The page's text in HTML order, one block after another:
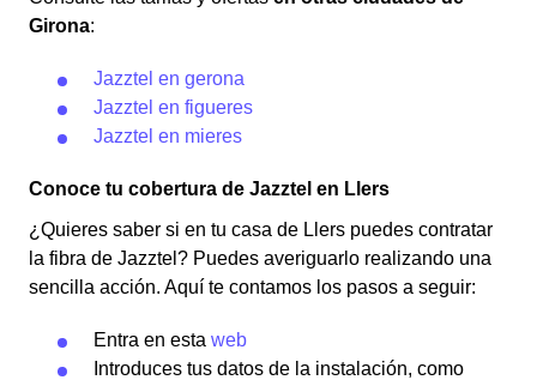
Girona:
Jazztel en gerona
Jazztel en figueres
Jazztel en mieres
Conoce tu cobertura de Jazztel en Llers
¿Quieres saber si en tu casa de Llers puedes contratar
la fibra de Jazztel? Puedes averiguarlo realizando una
sencilla acción. Aquí te contamos los pasos a seguir:
Entra en esta web
Introduces tus datos de la instalación, como